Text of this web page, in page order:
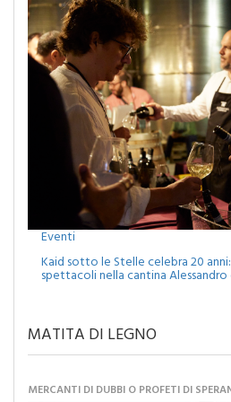
Kaid sotto le Stelle celebra 20 anni:
spettacoli nella cantina Alessandro